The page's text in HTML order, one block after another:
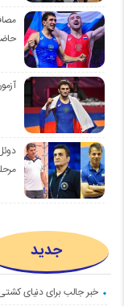
جدید
خبر جالب برای دنیای